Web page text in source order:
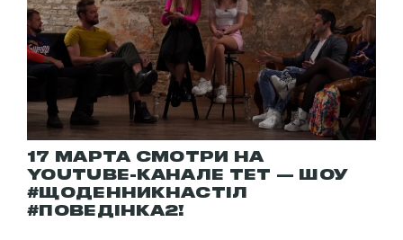
17 МАРТА СМОТРИ НА
YOUTUBE-КАНАЛЕ ТЕТ — ШОУ
#ЩОДЕННИКНАСТІЛ
#ПОВЕДІНКА2!